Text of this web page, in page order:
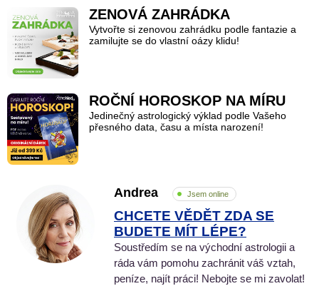
ZENOVÁ ZAHRÁDKA
Vytvořte si zenovou zahrádku podle fantazie a
zamilujte se do vlastní oázy klidu!
ROČNÍ HOROSKOP NA MÍRU
Jedinečný astrologický výklad podle Vašeho
přesného data, času a místa narození!
Andrea Jsem online
CHCETE VĚDĚT ZDA SE
BUDETE MÍT LÉPE?
Soustředím se na východní astrologii a
ráda vám pomohu zachránit váš vztah,
peníze, najít práci! Nebojte se mi zavolat!